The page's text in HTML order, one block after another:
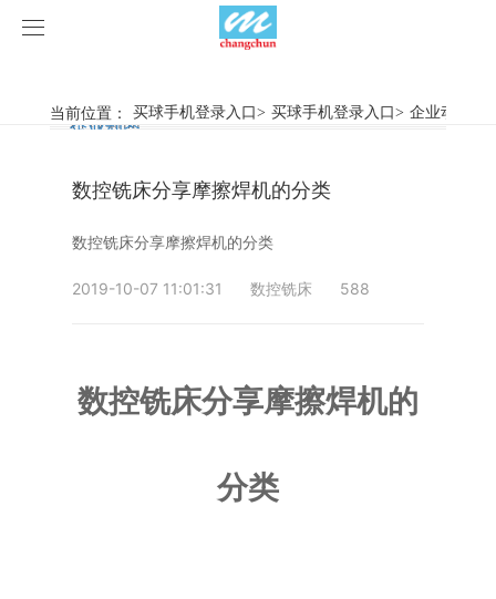
买球手机登录入口
旋弧焊机
摩擦焊机
产品视频
买球手机登录入口
买球手机登录入口-买球(中国)
当前位置： 买球手机登录入口> 买球手机登录入口> 企业动态
行业新闻
企业动态
数控铣床分享摩擦焊机的分类
数控铣床分享摩擦焊机的分类
2019-10-07 11:01:31 数控铣床 588
数控铣床分享摩擦焊机的
分类